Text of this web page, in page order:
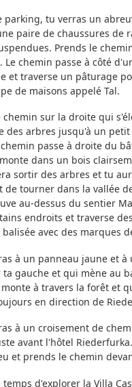
parking, tu verras un
paire de chaussures de
Prends le
Le chemin passe à côté
et traverse un pâturage
de maisons appelé Tal.
chemin sur la droite qui
des arbres jusqu'à un
chemin passe à droite du
dans un bois
sortir des arbres et tu
de tourner dans la vallée
au-dessus du sentier
endroits et traverse
balisée avec des marques
à un panneau jaune et
ta gauche et qui mène au
à travers la forêt et
en direction de
à un croisement de
avant l'hôtel
et prends le chemin
temps d'explorer la Villa